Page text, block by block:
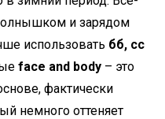
и зарядом
использовать бб, сс
face and body – это
фактически
немного оттеняет